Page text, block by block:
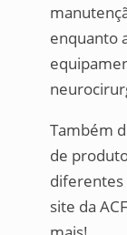
enquanto
Também
de
diferentes
site da